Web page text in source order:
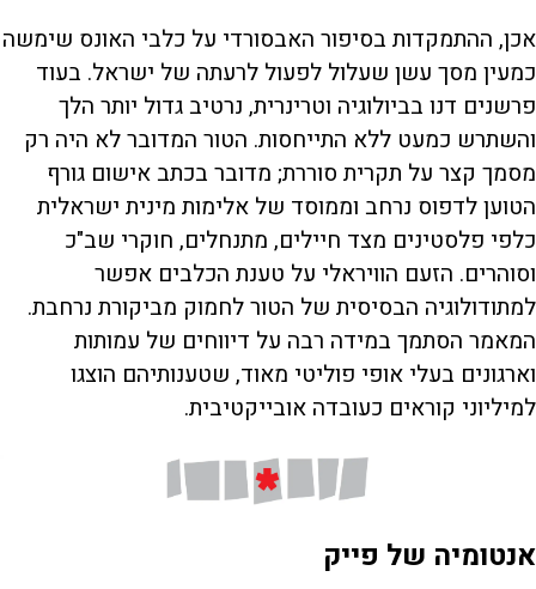
אכן, ההתמקדות בסיפור האבסורדי על כלבי האונס שימשה
כמעין מסך עשן שעלול לפעול לרעתה של ישראל. בעוד
פרשנים דנו בביולוגיה וטרינרית, נרטיב גדול יותר הלך
והשתרש כמעט ללא התייחסות. הטור המדובר לא היה רק
מסמך קצר על תקרית סוררת; מדובר בכתב אישום גורף
הטוען לדפוס נרחב וממוסד של אלימות מינית ישראלית
כלפי פלסטינים מצד חיילים, מתנחלים, חוקרי שב"כ
וסוהרים. הזעם הוויראלי על טענת הכלבים אפשר
למתודולוגיה הבסיסית של הטור לחמוק מביקורת נרחבת.
המאמר הסתמך במידה רבה על דיווחים של עמותות
וארגונים בעלי אופי פוליטי מאוד, שטענותיהם הוצגו
למיליוני קוראים כעובדה אובייקטיבית.
אנטומיה של פייק